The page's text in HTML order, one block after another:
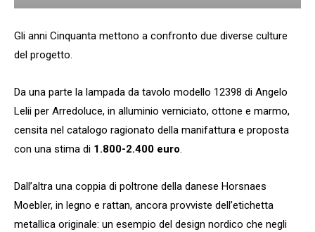
Gli anni Cinquanta mettono a confronto due diverse culture
del progetto.
Da una parte la lampada da tavolo modello 12398 di Angelo
Lelii per Arredoluce, in alluminio verniciato, ottone e marmo,
censita nel catalogo ragionato della manifattura e proposta
con una stima di 1.800-2.400 euro.
Dall’altra una coppia di poltrone della danese Horsnaes
Moebler, in legno e rattan, ancora provviste dell’etichetta
metallica originale: un esempio del design nordico che negli